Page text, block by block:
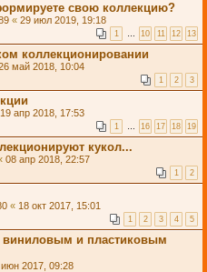
свою коллекцию?
« 29 июл 2019, 19:18
1 … 10 11 12 13
коллекционировании
май 2018, 10:04
1 2 3
19 апр 2018, 17:53
1 … 16 17 18 19
кукол...
08 апр 2018, 22:57
1 2
« 18 окт 2017, 15:01
1 2 3 4 5
виниловым и пластиковым
июн 2017, 09:28